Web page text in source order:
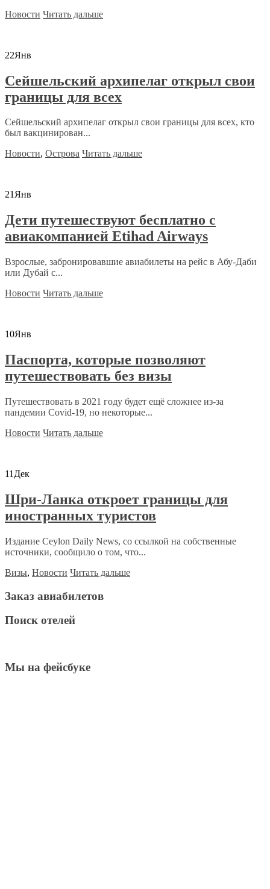
Новости Читать дальше
22Янв
Сейшельский архипелаг открыл свои
границы для всех
Сейшельский архипелаг открыл свои границы для всех, кто
был вакцинирован...
Новости, Острова Читать дальше
21Янв
Дети путешествуют бесплатно с
авиакомпанией Etihad Airways
Взрослые, забронировавшие авиабилеты на рейс в Абу-Даби
или Дубай с...
Новости Читать дальше
10Янв
Паспорта, которые позволяют
путешествовать без визы
Путешествовать в 2021 году будет ещё сложнее из-за
пандемии Covid-19, но некоторые...
Новости Читать дальше
11 Дек
Шри-Ланка откроет границы для
иностранных туристов
Издание Ceylon Daily News, со ссылкой на собственные
источники, сообщило о том, что...
Визы, Новости Читать дальше
Заказ авиабилетов
Поиск отелей
Мы на фейсбуке